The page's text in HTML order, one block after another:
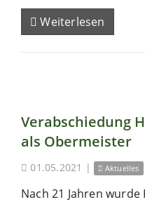
Weiterlesen
Verabschiedung
als Obermeister
01.05.2021 | Aktuelles
Nach 21 Jahren